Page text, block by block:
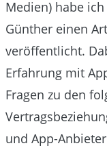
Medien) habe
Günther einen
veröffentlicht.
Erfahrung mit
Fragen zu den
und App-